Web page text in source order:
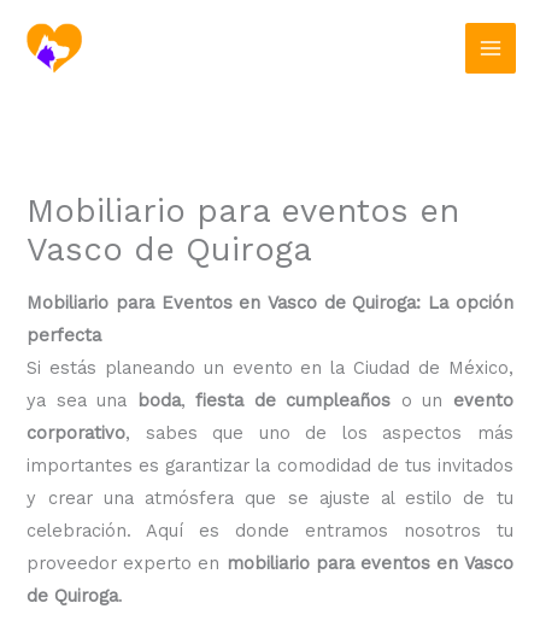
contenido
Mobiliario para eventos en
Vasco de Quiroga
Mobiliario para Eventos en Vasco de Quiroga: La opción
perfecta
Si estás planeando un evento en la Ciudad de México,
ya sea una
boda,fiesta de cumpleaños o un evento
corporativo, sabes que uno de los aspectos más
importantes es garantizar la comodidad de tus invitados
y crear una atmósfera que se ajuste al estilo de tu
celebración. Aquí es donde entramos nosotros tu
proveedor experto en mobiliario para eventos en Vasco
de Quiroga.